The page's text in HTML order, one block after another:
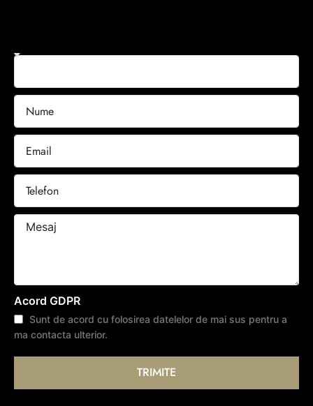
Acord GDPR
Sunt de acord cu folosirea datelelor de mai sus pentru a
ma contacta ulterior.
TRIMITE